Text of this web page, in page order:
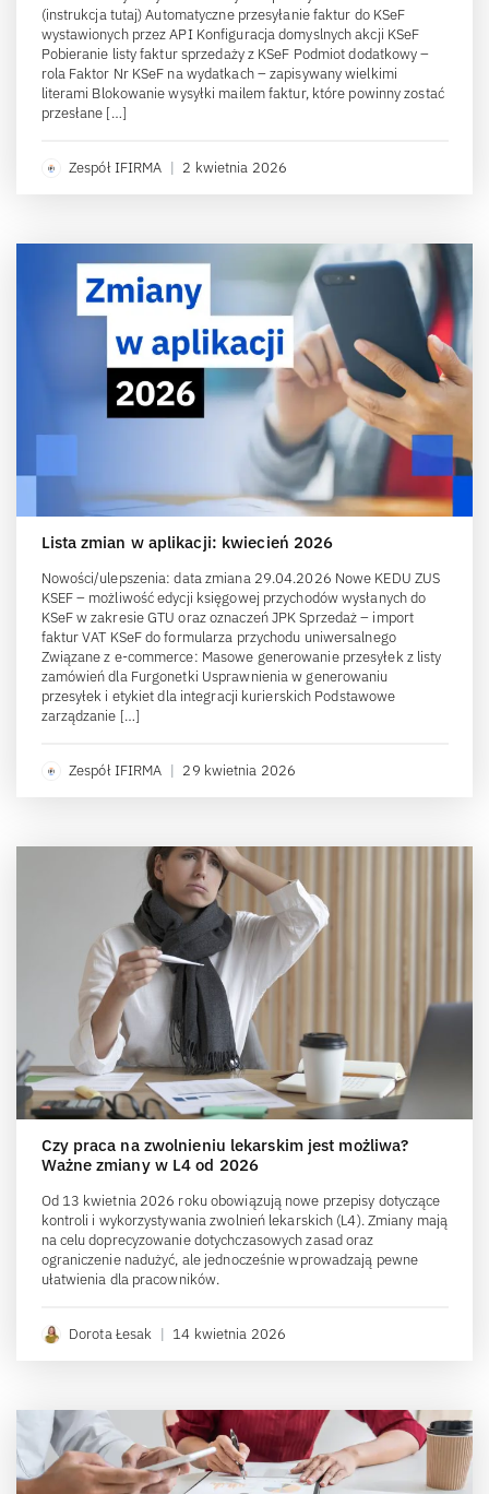
(instrukcja tutaj) Automatyczne przesyłanie faktur do KSeF
wystawionych przez API Konfiguracja domyslnych akcji KSeF
Pobieranie listy faktur sprzedaży z KSeF Podmiot dodatkowy –
rola Faktor Nr KSeF na wydatkach – zapisywany wielkimi
literami Blokowanie wysyłki mailem faktur, które powinny zostać
przesłane […]
Zespół IFIRMA | 2 kwietnia 2026
Lista zmian w aplikacji: kwiecień 2026
Nowości/ulepszenia: data zmiana 29.04.2026 Nowe KEDU ZUS
KSEF – możliwość edycji księgowej przychodów wysłanych do
KSeF w zakresie GTU oraz oznaczeń JPK Sprzedaż – import
faktur VAT KSeF do formularza przychodu uniwersalnego
Związane z e-commerce: Masowe generowanie przesyłek z listy
zamówień dla Furgonetki Usprawnienia w generowaniu
przesyłek i etykiet dla integracji kurierskich Podstawowe
zarządzanie […]
Zespół IFIRMA | 29 kwietnia 2026
Czy praca na zwolnieniu lekarskim jest możliwa?
Ważne zmiany w L4 od 2026
Od 13 kwietnia 2026 roku obowiązują nowe przepisy dotyczące
kontroli i wykorzystywania zwolnień lekarskich (L4). Zmiany mają
na celu doprecyzowanie dotychczasowych zasad oraz
ograniczenie nadużyć, ale jednocześnie wprowadzają pewne
ułatwienia dla pracowników.
Dorota Łesak | 14 kwietnia 2026